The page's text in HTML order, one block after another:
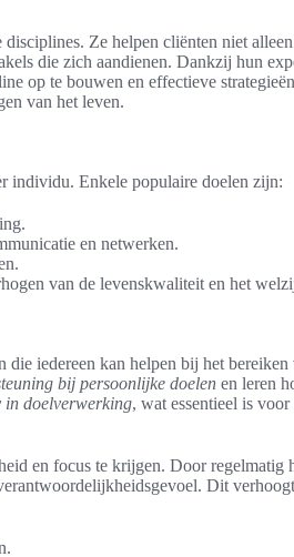
Ze helpen cliënten niet
die zich aandienen. Dankzij hun
op te bouwen en effectieve
van het leven.
individu. Enkele populaire doelen zijn:
en netwerken.
van de levenskwaliteit en het
die iedereen kan helpen bij het
bij persoonlijke doelen en leren
in doelverwerking, wat essentieel is
en focus te krijgen. Door regelmatig
Dit